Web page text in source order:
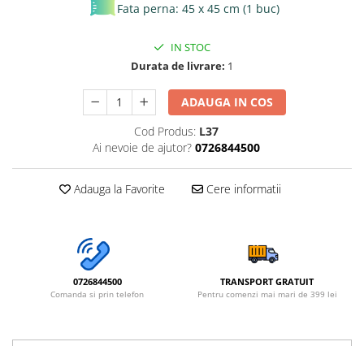
Fata perna: 45 x 45 cm (1 buc)
IN STOC
Durata de livrare: 1
ADAUGA IN COS
Cod Produs: L37
Ai nevoie de ajutor? 0726844500
Adauga la Favorite Cere informatii
0726844500
Comanda si prin telefon
TRANSPORT GRATUIT
Pentru comenzi mai mari de 399 lei